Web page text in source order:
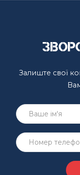
Залиште свої